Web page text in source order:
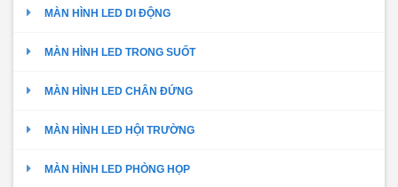
MÀN HÌNH LED DI ĐỘNG
MÀN HÌNH LED TRONG SUỐT
MÀN HÌNH LED CHÂN ĐỨNG
MÀN HÌNH LED HỘI TRƯỜNG
MÀN HÌNH LED PHÒNG HỌP